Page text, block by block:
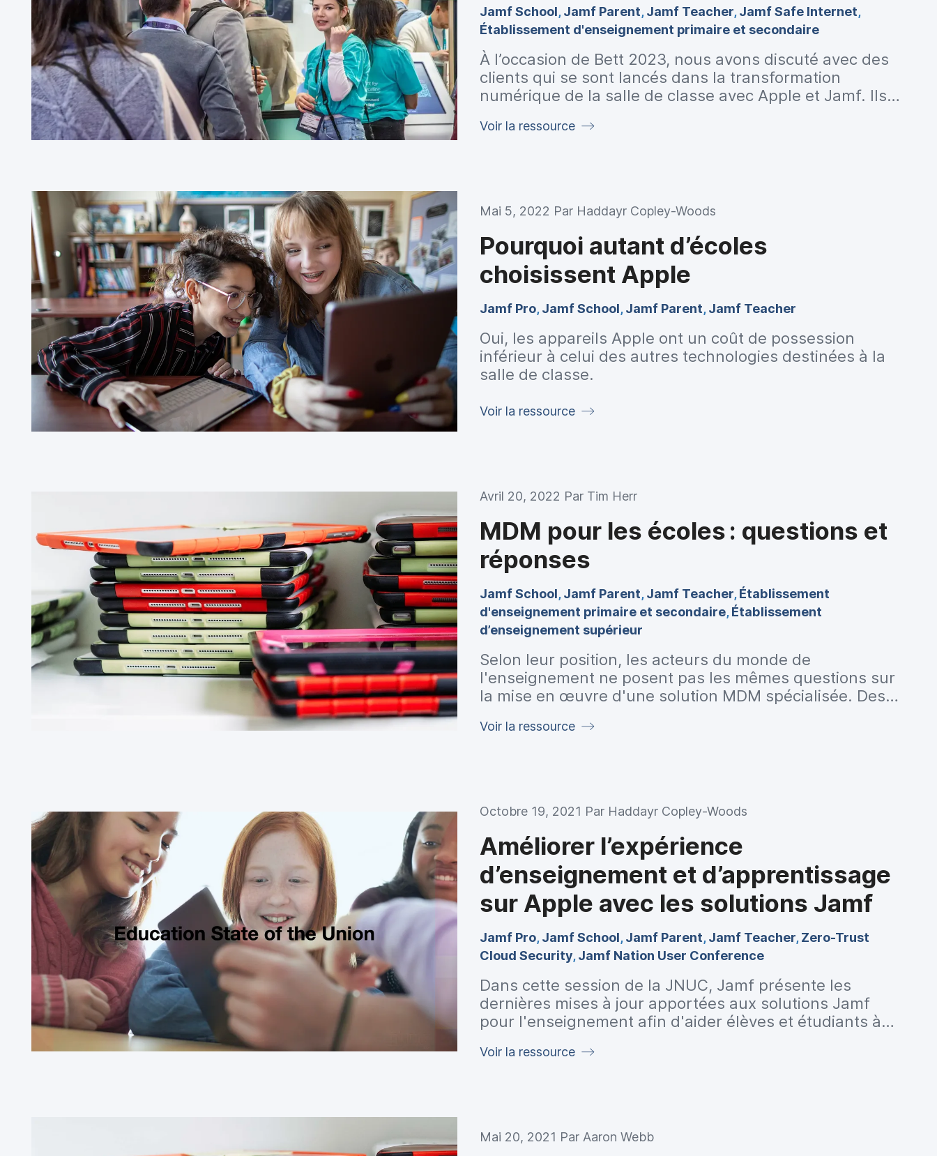
Jamf School,Jamf Parent,Jamf Teacher,Jamf Safe Internet,
Établissement d'enseignement primaire et secondaire
À l’occasion de Bett 2023, nous avons discuté avec des
clients qui se sont lancés dans la transformation
numérique de la salle de classe avec Apple et Jamf. Ils
qu’ils ont suivies pour réussir le déploiement et
Voir la ressource
Mai 5, 2022 Par Haddayr Copley-Woods
Pourquoi autant d’écoles
choisissent Apple
Jamf Pro,Jamf School,Jamf Parent,Jamf Teacher
Oui, les appareils Apple ont un coût de possession
inférieur à celui des autres technologies destinées à la
salle de classe.
popularité. Les appareils Apple préparent mieux les
Voir la ressource
Avril 20, 2022 Par Tim Herr
MDM pour les écoles : questions et
réponses
Jamf School,Jamf Parent,Jamf Teacher,Établissement
d'enseignement primaire et secondaire,Établissement
d’enseignement supérieur
Selon leur position, les acteurs du monde de
l'enseignement ne posent pas les mêmes questions sur
la mise en œuvre d'une solution MDM spécialisée. Des
enseignants nous ont adressé leurs questions. Les voici,
Voir la ressource
Octobre 19, 2021 Par Haddayr Copley-Woods
Améliorer l’expérience
d’enseignement et d’apprentissage
sur Apple avec les solutions Jamf
Jamf Pro,Jamf School,Jamf Parent,Jamf Teacher,Zero-Trust
Cloud Security,Jamf Nation User Conference
Dans cette session de la JNUC, Jamf présente les
dernières mises à jour apportées aux solutions Jamf
pour l'enseignement afin d'aider élèves et étudiants à
Voir la ressource
Mai 20, 2021 Par Aaron Webb